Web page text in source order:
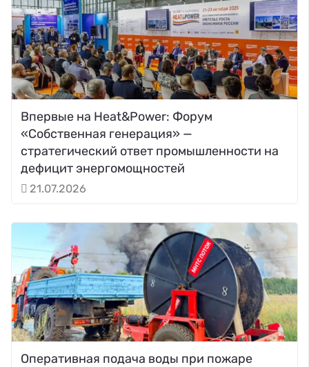
Впервые на Heat&Power: Форум
«Собственная генерация» —
стратегический ответ промышленности на
дефицит энергомощностей
21.07.2026
Оперативная подача воды при пожаре